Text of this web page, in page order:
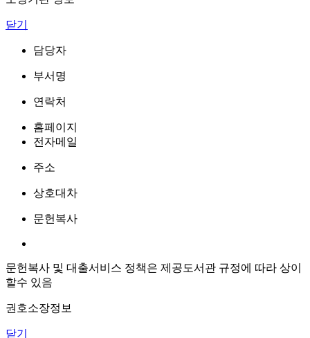
닫기
담당자
부서명
연락처
홈페이지
전자메일
주소
상호대차
문헌복사
문헌복사 및 대출서비스 정책은 제공도서관 규정에 따라 상이
할수 있음
권호소장정보
닫기